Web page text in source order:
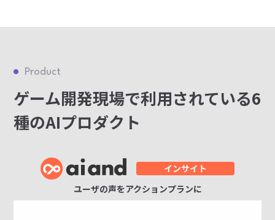
Product
ゲーム開発現場で利用されている6
種のAIプロダクト
ユーザの声をアクションプランに